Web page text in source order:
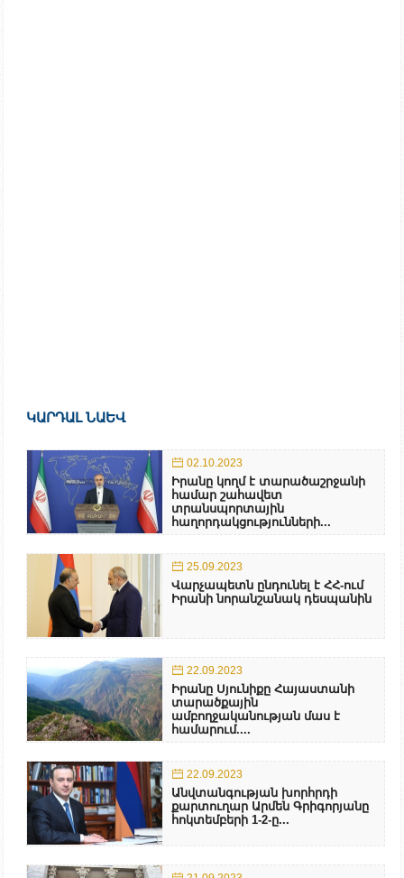
ԿԱՐԴԱԼ ՆԱԵՎ
02.10.2023
Իրանը կողմ է տարածաշրջանի
համար շահավետ
տրանսպորտային
հաղորդակցությունների...
25.09.2023
Վարչապետն ընդունել է ՀՀ-ում
Իրանի նորանշանակ դեսպանին
22.09.2023
Իրանը Սյունիքը Հայաստանի
տարածքային
ամբողջականության մաս է
համարում....
22.09.2023
Անվտանգության խորհրդի
քարտուղար Արմեն Գրիգորյանը
հոկտեմբերի 1-2-ը...